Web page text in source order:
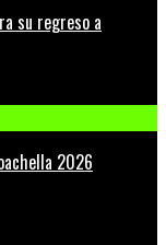
su regreso a
2026